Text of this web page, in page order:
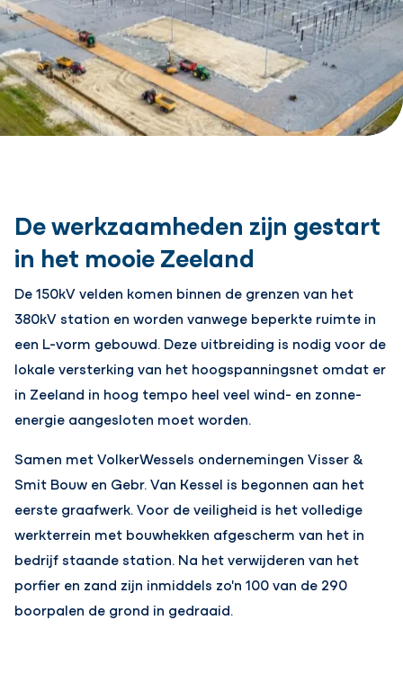
De werkzaamheden zijn gestart
in het mooie Zeeland
De 150kV velden komen binnen de grenzen van het
380kV station en worden vanwege beperkte ruimte in
een L-vorm gebouwd. Deze uitbreiding is nodig voor de
lokale versterking van het hoogspanningsnet omdat er
in Zeeland in hoog tempo heel veel wind- en zonne-
energie aangesloten moet worden.
Samen met VolkerWessels ondernemingen Visser &
Smit Bouw en Gebr. Van Kessel is begonnen aan het
eerste graafwerk. Voor de veiligheid is het volledige
werkterrein met bouwhekken afgescherm van het in
bedrijf staande station. Na het verwijderen van het
porfier en zand zijn inmiddels zo'n 100 van de 290
boorpalen de grond in gedraaid.